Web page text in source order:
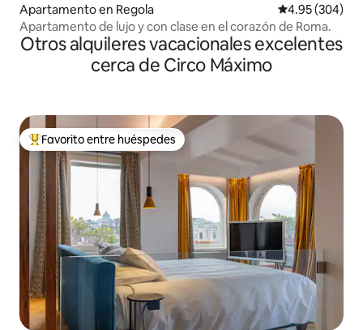
Apartamento en Regola Calificación
4.95 (304)
Apartamento de lujo y con clase en el corazón de Roma.
Otros alquileres vacacionales excelentes
cerca de Circo Máximo
Favorito entre huéspedes preferido
Favorito entre huéspedes